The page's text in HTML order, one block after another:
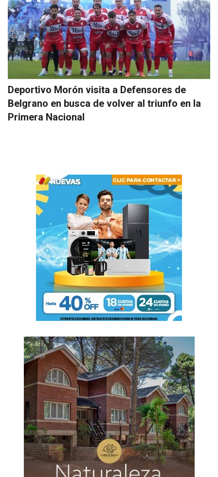
Deportivo Morón visita a Defensores de
Belgrano en busca de volver al triunfo en la
Primera Nacional